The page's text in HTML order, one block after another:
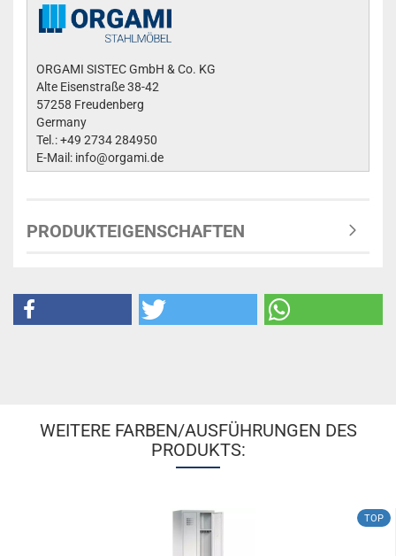
ORGAMI SISTEC GmbH & Co. KG
Alte Eisenstraße 38-42
57258 Freudenberg
Germany
Tel.: +49 2734 284950
E-Mail: info@orgami.de
PRODUKTEIGENSCHAFTEN
WEITERE FARBEN/AUSFÜHRUNGEN DES
PRODUKTS:
TOP